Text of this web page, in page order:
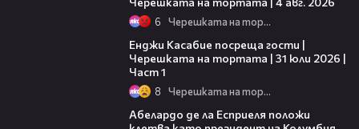
6 Черешката на тортата
Енджи Касабие посреща гости |
Черешката на тортата | 31 юли 2026 |
Част 1
8 Черешката на тортата
Абелардо де ла Есприеля положи